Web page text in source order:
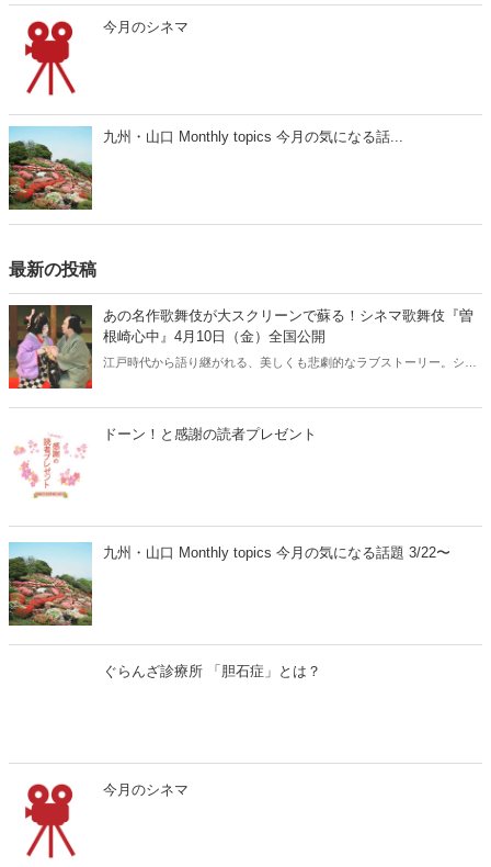
今月のシネマ
九州・山口 Monthly topics 今月の気になる話...
最新の投稿
あの名作歌舞伎が大スクリーンで蘇る！シネマ歌舞伎『曽
根崎心中』4月10日（金）全国公開
江戸時代から語り継がれる、美しくも悲劇的なラブストーリー。シネ
中村鴈治郎による珠玉の舞台を、映画館の大スクリーンで堪能できる
貴重な機会です。さらに、話題となった映画『国宝』でも注目を集め
ドーン！と感謝の読者プレゼント
九州・山口 Monthly topics 今月の気になる話題 3/22〜
ぐらんざ診療所 「胆石症」とは？
今月のシネマ